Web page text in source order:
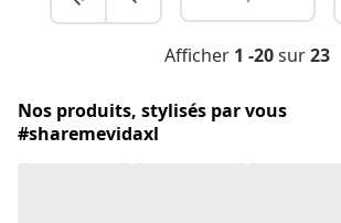
Afficher 1 -20sur23
Nos produits, stylisés par vous
#sharemevidaxl